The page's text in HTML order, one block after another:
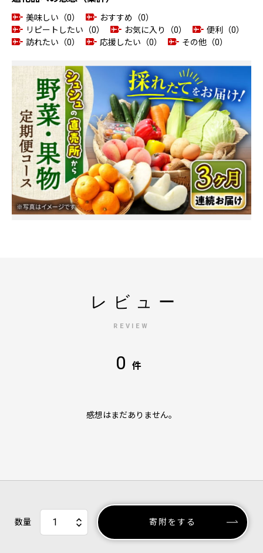
美味しい（0）
おすすめ（0）
リピートしたい（0）
お気に入り（0）
便利（0）
訪れたい（0）
応援したい（0） その他（0）
レビュー
REVIEW
0 件
感想はまだありません。
数量 寄附をする